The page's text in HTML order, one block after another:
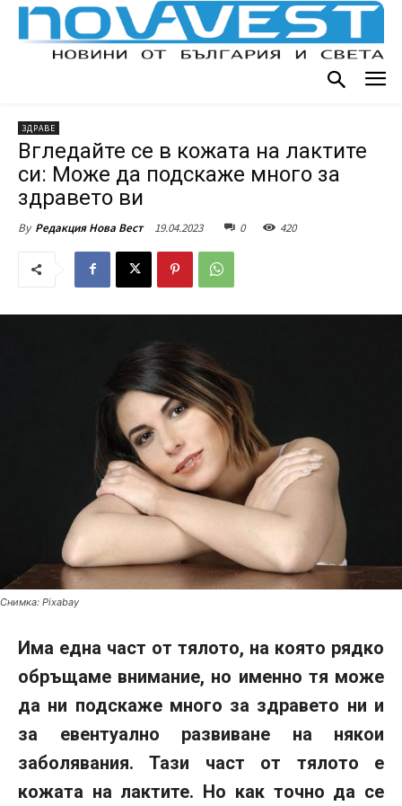
ЗДРАВЕ
Вгледайте се в кожата на лактите
си: Може да подскаже много за
здравето ви
By Редакция Нова Вест 19.04.2023 0 420
Снимка: Pixabay
Има една част от тялото, на която рядко
обръщаме внимание, но именно тя може
да ни подскаже много за здравето ни и
за евентуално развиване на някои
заболявания. Тази част от тялото е
кожата на лактите. Но как точно да се